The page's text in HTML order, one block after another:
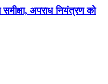
अपराध नियंत्रण को